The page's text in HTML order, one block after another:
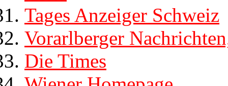
Tages Anzeiger Schweiz
Vorarlberger
Die Times